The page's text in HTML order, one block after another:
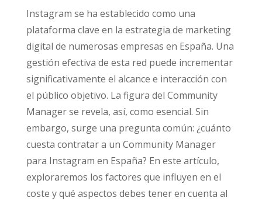
Instagram se ha establecido como una
plataforma clave en la estrategia de marketing
digital de numerosas empresas en España. Una
gestión efectiva de esta red puede incrementar
significativamente el alcance e interacción con
el público objetivo. La figura del Community
Manager se revela, así, como esencial. Sin
embargo, surge una pregunta común: ¿cuánto
cuesta contratar a un Community Manager
para Instagram en España? En este artículo,
exploraremos los factores que influyen en el
coste y qué aspectos debes tener en cuenta al